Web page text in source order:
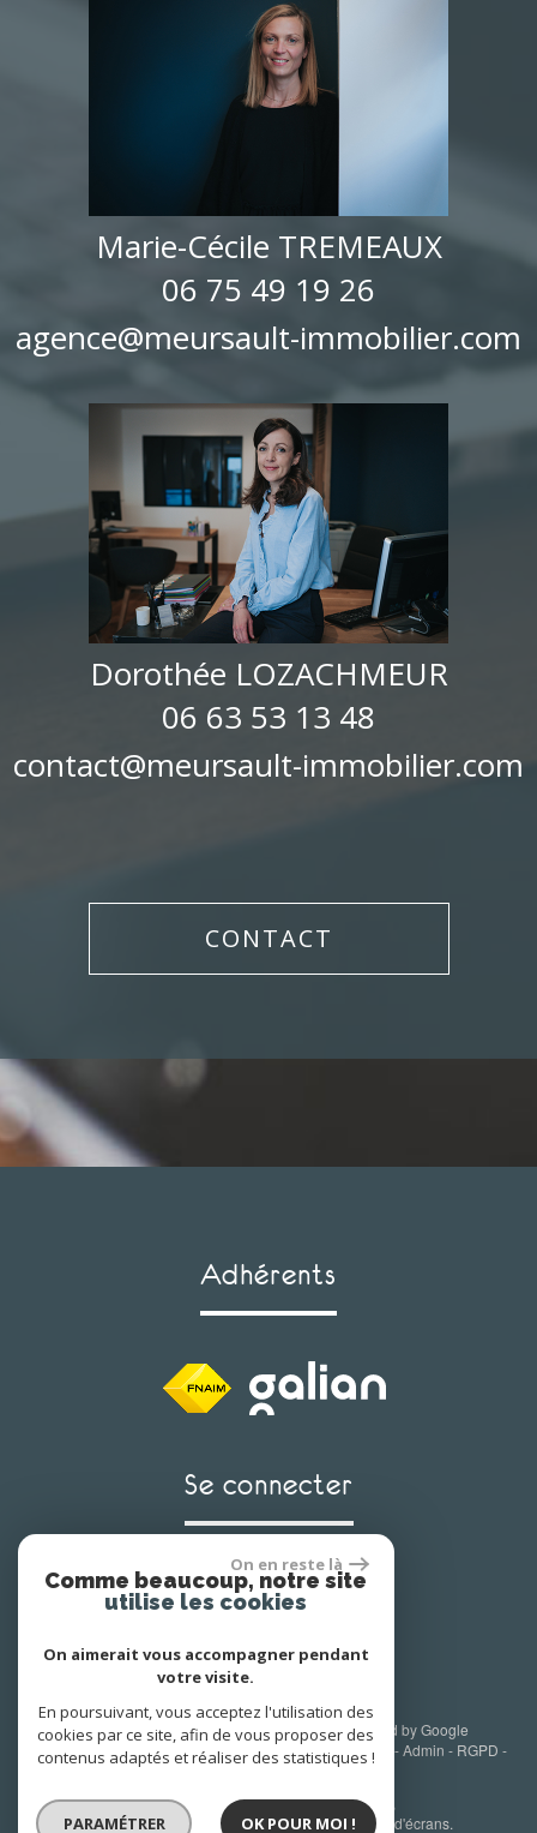
Marie-Cécile TREMEAUX
06 75 49 19 26
agence@meursault-immobilier.com
Dorothée LOZACHMEUR
06 63 53 13 48
contact@meursault-immobilier.com
CONTACT
adhérents
se connecter
Espace propriétaire
© 2026 | Tous droits réservés | Traduction powered by Google
Plan du site
Mentions légales Nos honoraires Liens -Admin - RGPD -
Toutes nos annonces
Site internet compatible multi-supports,
un seul site adaptable à tous les types d'écrans.
On en reste là
Comme beaucoup, notre site
utilise les cookies
On aimerait vous accompagner pendant
votre visite.
En poursuivant, vous acceptez l'utilisation des
cookies par ce site, afin de vous proposer des
contenus adaptés et réaliser des statistiques !
PARAMÉTRER OK POUR MOI !